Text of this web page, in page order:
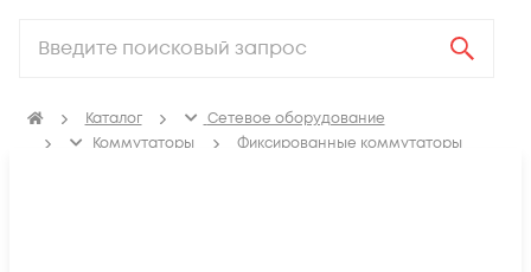
Каталог
Сетевое оборудование
Коммутаторы
Фиксированные коммутаторы